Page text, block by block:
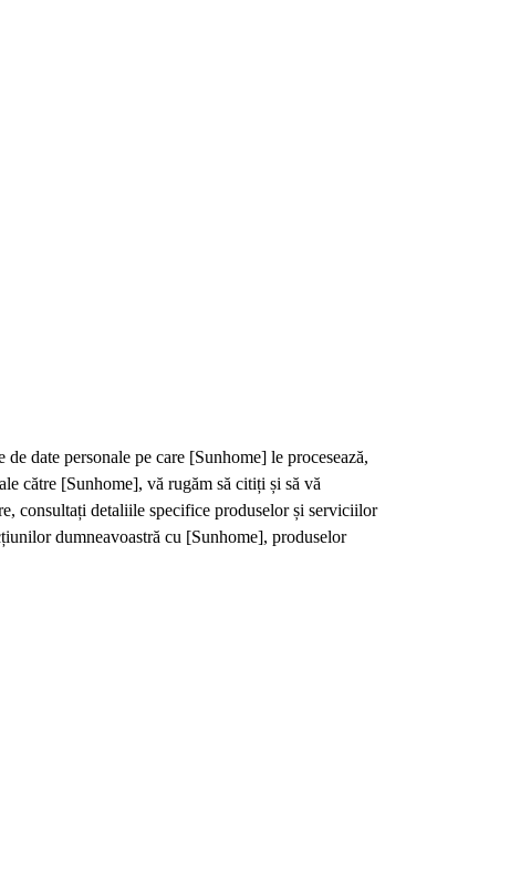
date personale pe care [Sunhome] le procesează,
către [Sunhome], vă rugăm să citiți și să vă
consultați detaliile specifice produselor și serviciilor
dumneavoastră cu [Sunhome], produselor